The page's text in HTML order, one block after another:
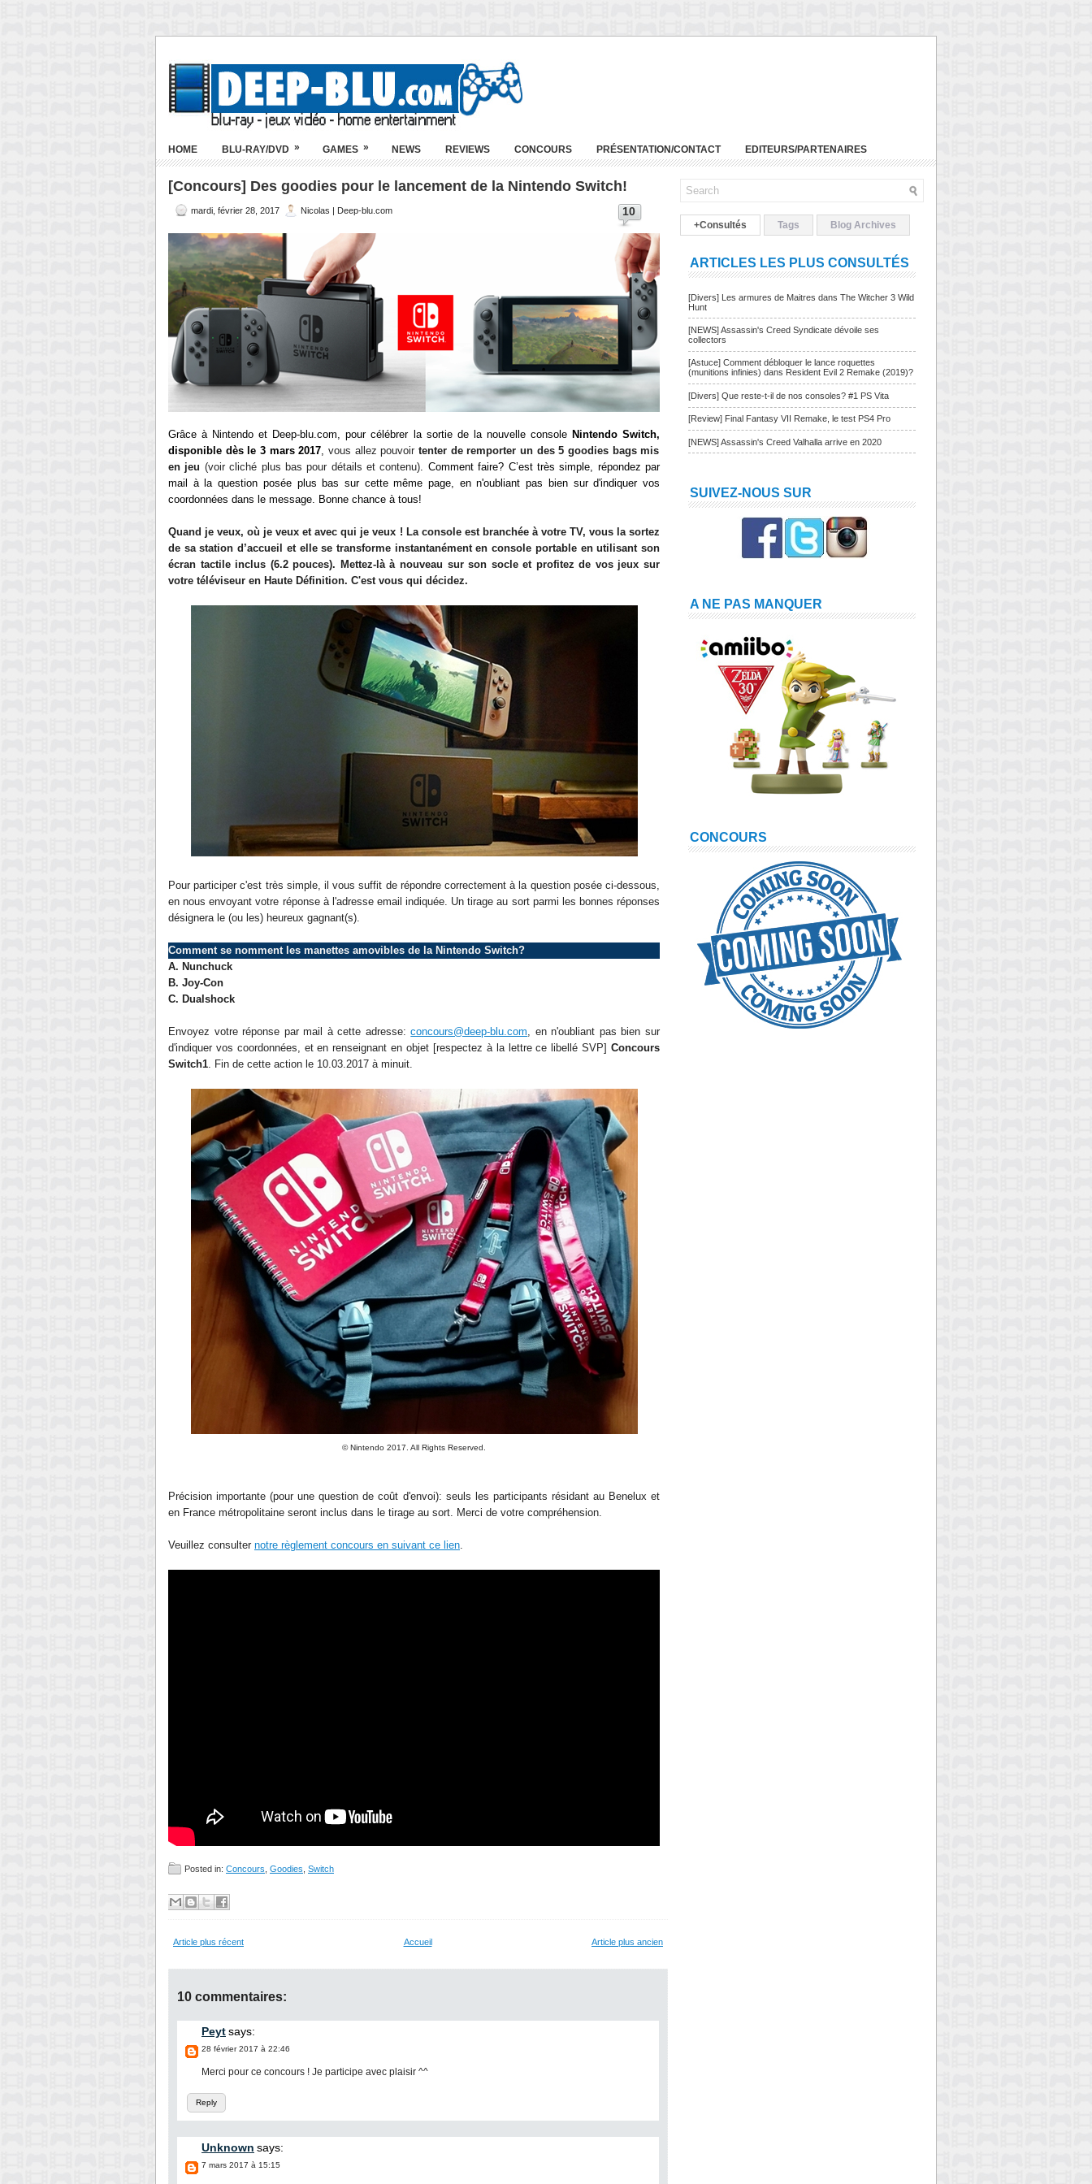
HOME BLU-RAY/DVD » GAMES » NEWS REVIEWS CONCOURS PRÉSENTATION/CONTACT EDITEURS/PARTENAIRES
[Concours] Des goodies pour le lancement de la Nintendo Switch!
mardi, février 28, 2017 Nicolas | Deep-blu.com 10
Grâce à Nintendo et Deep-blu.com, pour célébrer la sortie de la nouvel le console Nintendo Switch,
disponible dès le 3 mars 2017,vous allez pouvoirtenter de remporterun des5 goodies bags mis
en jeu (voir cliché plus bas pour détails et contenu). Comment faire? C’est très simple, répondez par
mail à la question posée plus bas sur cette même page, en n'oubliant pas bien sur d'indiquer vos
coordonnées dans le message. Bonne chance à tous!
Quand je veux, où je veux et avec qui je veux ! La console est branchée à votre TV, vous la sortez
de sa station d’accueil et elle se transforme instantanément en console portable en utilisant son
écran tactile inclus (6.2 pouces). Mettez-là à nouveau sur son socle et profitez de vos jeux sur
votre téléviseur en Haute Définition. C'est vous qui décidez.
Pour participer c'est très simple, il vous suffit de répondre correctement à la question posée ci-dessous,
en nous envoyant votre réponse à l'adresse email indiquée. Un tirage au sort parmi les bonnes réponses
désignera le (ou les) heureux gagnant(s).
Comment se nomment les manettes amovibles de la Nintendo Switch?
A. Nunchuck
B. Joy-Con
C. Dualshock
Envoyez votre réponse par mail à cette adresse:concours@deep-blu.com, en n'oubliant pas bien sur
d'indiquer vos coordonnées, et en renseignant en objet [respectez à la lettre ce libellé SVP] Concours
Switch1. Fin de cette action le 10.03.2017 à minuit.
©Nintendo 2017 . All Rights Reserved
Précision importante (pour une question de coût d'envoi): seuls les participants résidant au Benelux et
en France métropolitaine seront inclus dans le tirage au sort. Merci de votre compréhension.
Veuillez consulter notre règlement concours en suivant ce lien.
Posted in: Concours Goodies Switch
Article plus récent Article plus ancien
Accueil
10 commentaires:
Peytsays:
28 février 2017 à 22:46
Reply
Merci pour ce concours ! Je participe avec plaisir ^^
Unknown says:
7 mars 2017 à 15:15
+Consultés Tags Blog Archives
ARTICLES LES PLUS CONSULTÉS
[Divers] Les armures de Maitres dans The Witcher 3 Wild
Hunt
[NEWS] Assassin's Creed Syndicate dévoile ses
collectors
[Astuce] Comment débloquer le lance roquettes
(munitions infinies) dans Resident Evil 2 Remake (2019)?
[Divers] Que reste-t-il de nos consoles? #1 PS Vita
[Review] Final Fantasy VII Remake, le test PS4 Pro
[NEWS] Assassin's Creed Valhalla arrive en 2020
SUIVEZ-NOUS SUR
A NE PAS MANQUER
CONCOURS